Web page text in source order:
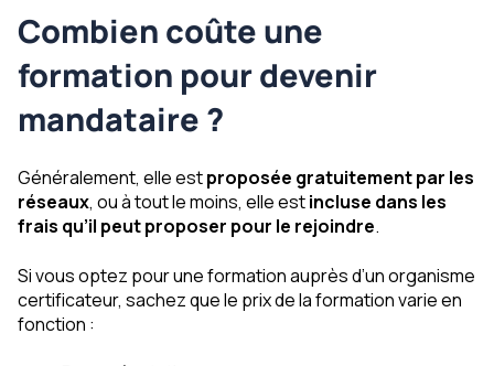
Combien coûte une
formation pour devenir
mandataire ?
Généralement, elle estproposée gratuitement par les
réseaux, ou à tout le moins, elle estincluse dans les
frais qu’il peut proposer pour le rejoindre.
Si vous optez pour une formation auprès d’un organisme
certificateur, sachez que le prix de la formation varie en
fonction :